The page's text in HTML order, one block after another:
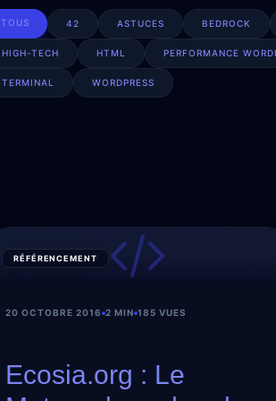
TOUS 42 ASTUCES BEDROCK
HIGH-TECH HTML PERFORMANCE
TERMINAL WORDPRESS
RÉFÉRENCEMENT
20 OCTOBRE 2016 2 MIN 185 VUES
Ecosia.org : Le